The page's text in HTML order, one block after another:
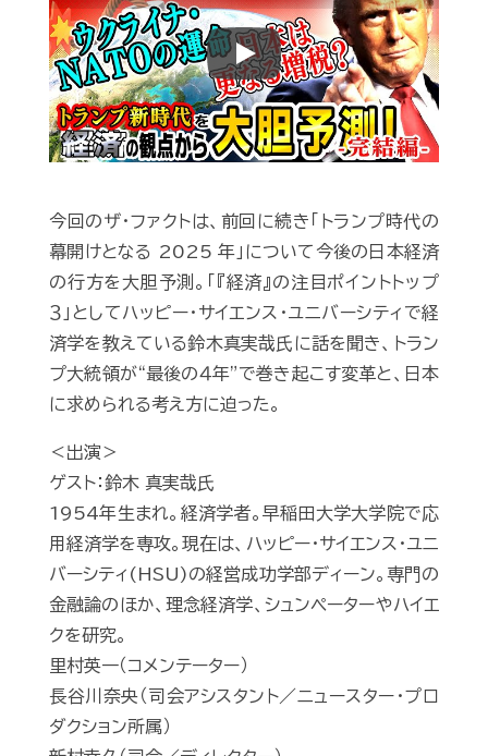
Play
今回のザ・ファクトは、前回に続き「トランプ時代の
幕開けとなる 2025 年」について今後の日本経済
の行方を大胆予測。「『経済』の注目ポイントトップ
３」としてハッピー・サイエンス・ユニバーシティで経
済学を教えている鈴木真実哉氏に話を聞き、トラン
プ大統領が“最後の４年”で巻き起こす変革と、日本
に求められる考え方に迫った。
＜出演＞
ゲスト：鈴木 真実哉氏
1954年生まれ。経済学者。早稲田大学大学院で応
用経済学を専攻。現在は、ハッピー・サイエンス・ユニ
バーシティ(HSU)の経営成功学部ディーン。専門の
金融論のほか、理念経済学、シュンペーターやハイエ
クを研究。
里村英一（コメンテーター）
長谷川奈央（司会アシスタント／ニュースター・プロ
ダクション所属）